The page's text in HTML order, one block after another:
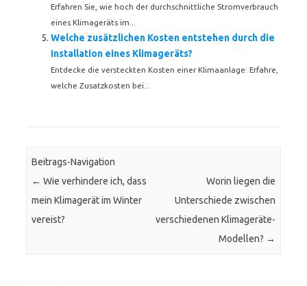
Erfahren Sie, wie hoch der durchschnittliche Stromverbrauch
eines Klimageräts im...
Welche zusätzlichen Kosten entstehen durch die
Installation eines Klimageräts?
Entdecke die versteckten Kosten einer Klimaanlage: Erfahre,
welche Zusatzkosten bei...
Beitrags-Navigation
← Wie verhindere ich, dass
mein Klimagerät im Winter
vereist?
Worin liegen die
Unterschiede zwischen
verschiedenen Klimageräte-
Modellen? →